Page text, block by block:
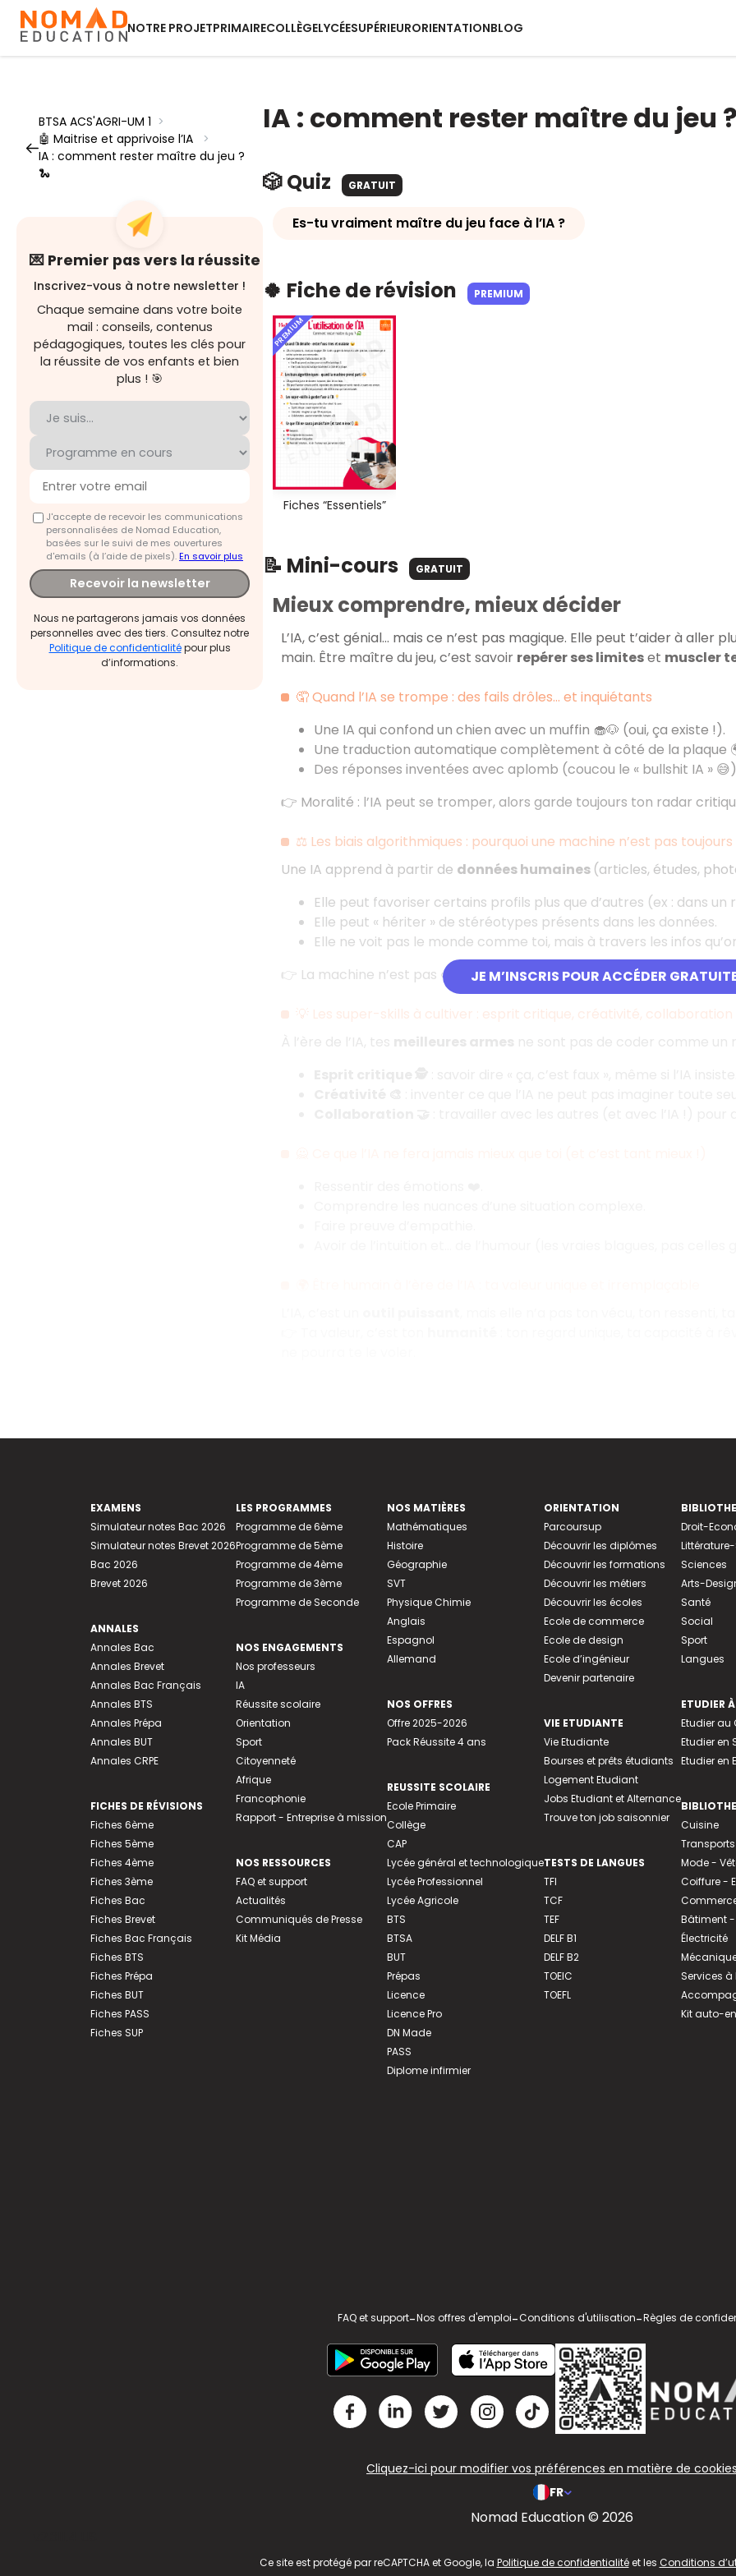
NOTRE PROJETPRIMAIRECOLLÈGELYCÉESUPÉRIEURORIENTATIONBLOG
BTSA ACS'AGRI-UM 1 >
🤖 Maitrise et apprivoise l’IA
>
IA : comment rester maître du jeu ?
🐍
💌 Premier pas vers la réussite
Inscrivez-vous à notre newsletter !
Chaque semaine dans votre boite
mail : conseils, contenus
pédagogiques, toutes les clés pour
la réussite de vos enfants et bien
plus ! 🎯
J'accepte de recevoir les communications
personnalisées de Nomad Education,
basées sur le suivi de mes ouvertures
d'emails (à l’aide de pixels).En savoir plus
Recevoir la newsletter
Nous ne partagerons jamais vos données
personnelles avec des tiers. Consultez notre
Politique de confidentialitépour plus
d’informations.
IA : comment rester maître du jeu
🎲 Quiz GRATUIT
Es-tu vraiment maître du jeu face à l’IA ?
🍀 Fiche de révision PREMIUM
PREMIUM
Fiches “Essentiels”
📝 Mini-cours GRATUIT
JE M’INSCRIS POUR ACCÉDER
Mieux comprendre, mieux décider
L’IA, c’est génial… mais ce n’est pas magique. Elle peut t’aider à aller
main. Être maître du jeu, c’est savoir repérer ses limiteset muscler
🤦 Quand l’IA se trompe : des fails drôles… et inquiétants
Une IA qui confond un chien avec un muffin 🧁🐶 (oui, ça existe !).
Une traduction automatique complètement à côté de la plaque
Des réponses inventées avec aplomb (coucou le « bullshit IA »
👉 Moralité : l’IA peut se tromper, alors garde toujours ton radar
⚖️ Les biais algorithmiques : pourquoi une machine n’est pas
Une IA apprend à partir de données humaines (articles, études,
Elle peut favoriser certains profils plus que d’autres (ex : dans
Elle peut « hériter » de stéréotypes présents dans les données.
Elle ne voit pas le monde comme toi, mais à travers les infos
👉 La machine n’est pas «
objective», elle est le miroir des humains
💡 Les super-skills à cultiver : esprit critique, créativité, collaboration
À l’ère de l’IA, tes meilleures armes ne sont pas de coder comme un
EXAMENS
Simulateur notes Bac 2026
Simulateur notes Brevet 2026
Bac 2026
Brevet 2026
ANNALES
Annales Bac
Annales Brevet
Annales Bac Français
Annales BTS
Annales Prépa
Annales BUT
Annales CRPE
FICHES DE RÉVISIONS
Fiches 6ème
Fiches 5ème
Fiches 4ème
Fiches 3ème
Fiches Bac
Fiches Brevet
Fiches Bac Français
Fiches BTS
Fiches Prépa
Fiches BUT
Fiches PASS
Fiches SUP
LES PROGRAMMES
Programme de 6ème
Programme de 5ème
Programme de 4ème
Programme de 3ème
Programme de Seconde
NOS ENGAGEMENTS
Nos professeurs
IA
Réussite scolaire
Orientation
Sport
Citoyenneté
Afrique
Francophonie
Rapport - Entreprise à mission
NOS RESSOURCES
FAQ et support
Actualités
Communiqués de Presse
Kit Média
NOS MATIÈRES
Mathématiques
Histoire
Géographie
SVT
Physique Chimie
Anglais
Espagnol
Allemand
NOS OFFRES
Offre 2025-2026
Pack Réussite 4 ans
REUSSITE SCOLAIRE
Ecole Primaire
Collège
CAP
Lycée général et technologique
Lycée Professionnel
Lycée Agricole
BTS
BTSA
BUT
Prépas
Licence
Licence Pro
DN Made
PASS
Diplome infirmier
ORIENTATION
Parcoursup
Découvrir les diplômes
Découvrir les formations
Découvrir les métiers
Découvrir les écoles
Ecole de commerce
Ecole de design
Ecole d’ingénieur
Devenir partenaire
VIE ETUDIANTE
Vie Etudiante
Bourses et prêts étudiants
Logement Etudiant
Jobs Etudiant et Alternance
Trouve ton job saisonnier
TESTS DE LANGUES
TFI
TCF
TEF
DELF B1
DELF B2
TOEIC
TOEFL
Droit-
Sciences
Arts-
Santé
Social
Sport
Langues
ETUDIER
Etudier
Etudier en
Etudier en
Cuisine
Transports
Mode -
Coiffure -
Bâtiment
Électricité
Services
Kit auto-
FAQ et support-Nos offres d'emploi-Conditions d'utilisation-Règles de
Cliquez-ici pour modifier vos préférences en matière de cookies
FR
Nomad Education © 2026
Ce site est protégé par reCAPTCHA et Google, la Politique de confidentialitéet les Conditions